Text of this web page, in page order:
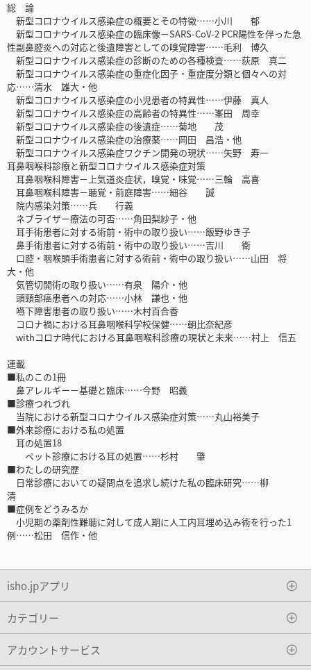
総 論
新型コロナウイルス感染症の概要とその特徴……小川 郁
新型コロナウイルス感染症の臨床像－SARS-CoV-2 PCR陽性を伴った急
性副鼻腔炎への対応と後遺障害としての嗅覚障害……毛利 博久
新型コロナウイルス感染症の診断のための各種検査……荻原 真二
新型コロナウイルス感染症の重症化因子・重症度分類と個々への対
応……清水 雄大・他
新型コロナウイルス感染症の小児患者の特異性……伊藤 真人
新型コロナウイルス感染症の高齢者の特異性……峯田 周幸
新型コロナウイルス感染症の後遺症……菊地 茂
新型コロナウイルス感染症の治療薬……岡田 昌浩・他
新型コロナウイルス感染症ワクチン開発の現状……矢野 寿一
耳鼻咽喉科診療と新型コロナウイルス感染症対策
耳鼻咽喉科障害－上気道炎症状，嗅覚・味覚……三輪 高喜
耳鼻咽喉科障害－聴覚・前庭障害……細谷 誠
院内感染対策……兵 行義
ネブライザー療法の可否……角田梨紗子・他
耳手術患者に対する術前・術中の取り扱い……飯野ゆき子
鼻手術患者に対する術前・術中の取り扱い……吉川 衛
口腔・咽喉頭手術患者に対する術前・術中の取り扱い……山田 将
大・他
気管切開術の取り扱い……有泉 陽介・他
頭頸部癌患者への対応……小林 謙也・他
嚥下障害患者の取り扱い……木村百合香
コロナ禍における耳鼻咽喉科学校保健……朝比奈紀彦
withコロナ時代における耳鼻咽喉科診療の現状と未来……村上 信五
連載
■私のこの1冊
鼻アレルギー－基礎と臨床……今野 昭義
■診療つれづれ
当院における新型コロナウイルス感染症対策……丸山裕美子
■外来診療における私の処置
耳の処置18
ペット診療における耳の処置……杉村 肇
■わたしの研究歴
日常診療においての疑問点を追求し続けた私の臨床研究……柳
清
■症例をどうみるか
小児期の薬剤性難聴に対して成人期に人工内耳埋め込み術を行った1
例……松田 信作・他
isho.jpアプリ
カテゴリー
アカウントサービス